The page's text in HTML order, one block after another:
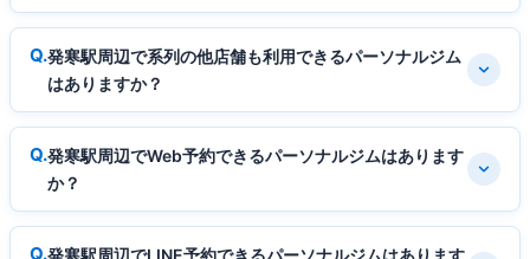
発寒駅周辺で系列の他店舗も利用できるパーソナルジム
はありますか？
発寒駅周辺でWeb予約できるパーソナルジムはあります
か？
発寒駅周辺でLINE予約できるパーソナルジムはあります